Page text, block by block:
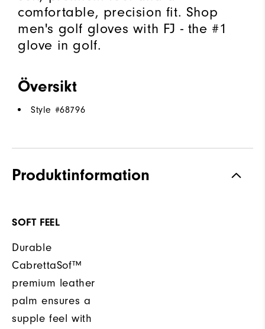
comfortable, precision fit. Shop
men's golf gloves with FJ - the #1
glove in golf.
Översikt
Style #68796
Produktinformation
SOFT FEEL
Durable
CabrettaSof™
premium leather
palm ensures a
supple feel with